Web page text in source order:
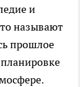
и
называют
прошлое